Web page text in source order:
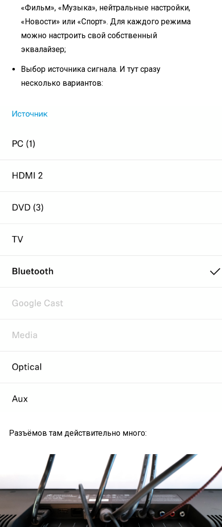
«Фильм», «Музыка», нейтральные настройки,
«Новости» или «Спорт». Для каждого режима
можно настроить свой собственный
эквалайзер;
Выбор источника сигнала. И тут сразу
несколько вариантов:
Разъёмов там действительно много: